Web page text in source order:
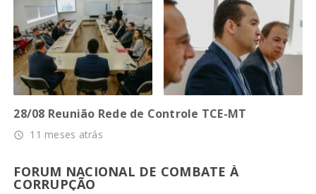
28/08 Reunião Rede de Controle TCE-MT
access_time 11 meses atrás
FORUM NACIONAL DE COMBATE À
CORRUPÇÃO